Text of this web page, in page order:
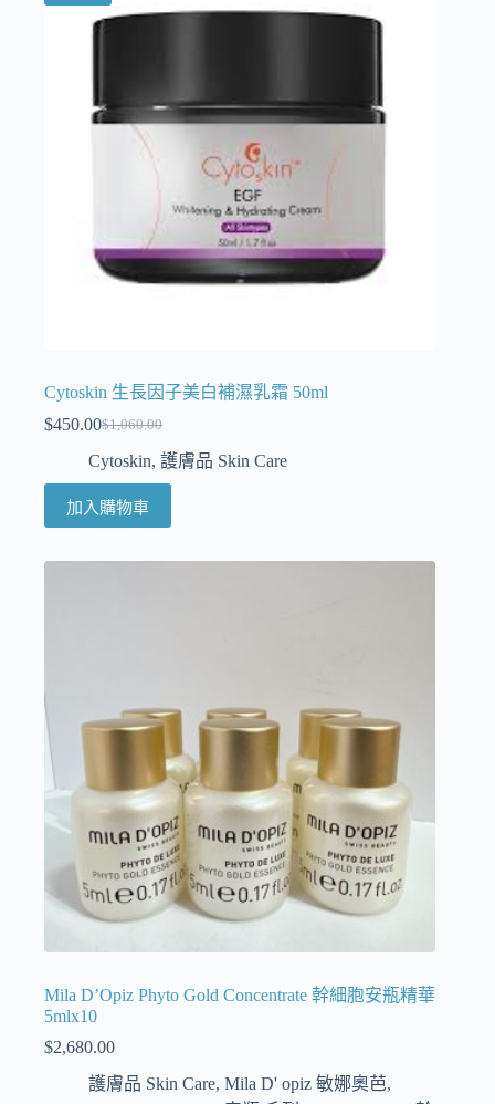
Cytoskin 生長因子美白補濕乳霜 50ml
$1,060.00
$450.00
Cytoskin, 護膚品 Skin Care
加入購物車
Mila D’Opiz Phyto Gold Concentrate 幹細胞安瓶精華
5mlx10
$2,680.00
護膚品 Skin Care, Mila D' opiz 敏娜奧芭,